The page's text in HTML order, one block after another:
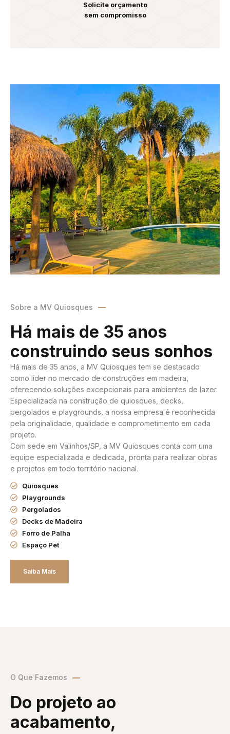
Solicite orçamento
sem compromisso
Sobre a MV Quiosques
Há mais de 35 anos
construindo seus sonhos
Há mais de 35 anos, a MV Quiosques tem se destacado
como líder no mercado de construções em madeira,
oferecendo soluções excepcionais para ambientes de lazer.
Especializada na construção de quiosques, decks,
pergolados e playgrounds, a nossa empresa é reconhecida
pela originalidade, qualidade e comprometimento em cada
projeto.
Com sede em Valinhos/SP, a MV Quiosques conta com uma
equipe especializada e dedicada, pronta para realizar obras
e projetos em todo território nacional.
Quiosques
Playgrounds
Pergolados
Decks de Madeira
Forro de Palha
Espaço Pet
Saiba Mais
O Que Fazemos
Do projeto ao
acabamento,